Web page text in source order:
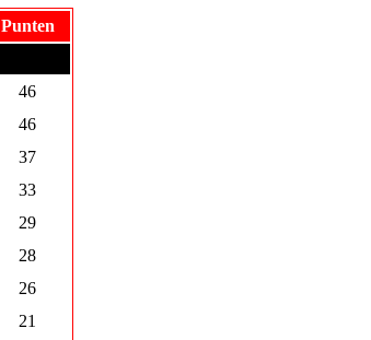
Punten
46
46
37
33
29
28
26
21